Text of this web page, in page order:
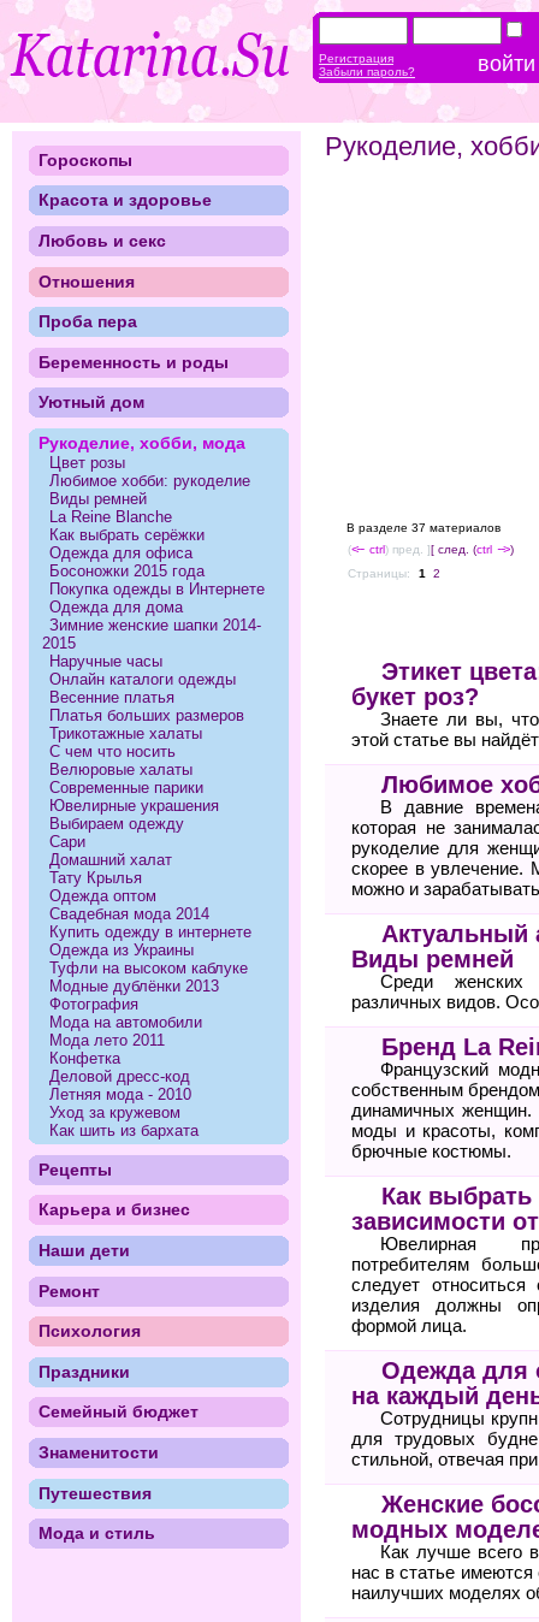
Рукоделие,
В разделе 37 материалов
(<-- ctrl) пред. ][ след. (ctrl --> )
Страницы:
1 2
Этикет
букет роз?
Знаете ли вы,
этой статье вы
Любимое
В давние
которая не
рукоделие для
скорее в увлечение.
можно и
Актуальный
Виды ремней
Среди женских
различных видов.
Бренд La
Французский
собственным
динамичных женщин.
моды и красоты,
брючные костюмы.
Как
зависимости
Ювелирная
потребителям
следует
изделия должны
формой лица.
Одежда для
на каждый
Сотрудницы
для трудовых
стильной, отвечая
Женские
модных
Как лучше всего
нас в статье
наилучших моделях
Гороскопы
Красота и здоровье
Любовь и секс
Отношения
Проба пера
Беременность и роды
Уютный дом
Рукоделие, хобби, мода
Цвет розы
Любимое хобби: рукоделие
Виды ремней
La Reine Blanche
Как выбрать серёжки
Одежда для офиса
Босоножки 2015 года
Покупка одежды в Интернете
Одежда для дома
Зимние женские шапки 2014-
2015
Наручные часы
Онлайн каталоги одежды
Весенние платья
Платья больших размеров
Трикотажные халаты
С чем что носить
Велюровые халаты
Современные парики
Ювелирные украшения
Выбираем одежду
Сари
Домашний халат
Тату Крылья
Одежда оптом
Свадебная мода 2014
Купить одежду в интернете
Одежда из Украины
Туфли на высоком каблуке
Модные дублёнки 2013
Фотография
Мода на автомобили
Мода лето 2011
Конфетка
Деловой дресс-код
Летняя мода - 2010
Уход за кружевом
Как шить из бархата
Рецепты
Карьера и бизнес
Наши дети
Ремонт
Психология
Праздники
Семейный бюджет
Знаменитости
Путешествия
Мода и стиль
Регистрация
Забыли пароль?